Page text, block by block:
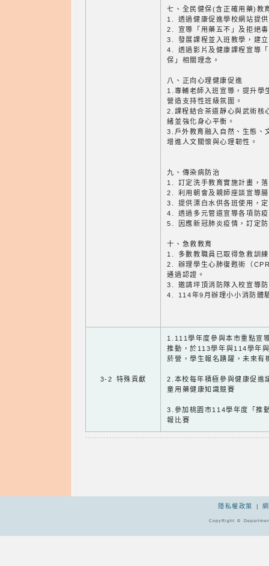
七、全民健保(含正確用藥)教
1. 透過健康促進學校網站提
2. 宣導「用藥五不」及拒絕
3. 發展課程並入班教學，建
4. 透過影片及健康課程宣導
保」相關理念。
八、正向心理健康促進
1.專輔老師入班宣導，提升學
營造支持性班級氛圍。
2.課程結合茶道靜心與武術核
緒並強化身心平衡。
3.戶外教育融入自然、生態、
增進人文關懷與心理韌性。
九、傳染病防治
1. 訂定洗手教育實施計畫，
2. 利用朝會及親師座談宣導
3. 提供漂白水供各班使用，
4. 透過多元管道宣導各項防
5. 因應新冠肺炎疫情，訂定
十、急救教育
1. 多數教職員已取得急救訓
2. 辦理學生心肺復甦術（
通過認證。
3. 邀請坪頂消防隊入校宣導
4. 114年9月辦理小小消防體
3-2 特殊貢獻
1.111學年度參與本市重點宣
推動，於113學年與114學年
菸營，學生報名踴躍，未來有
2.本校每年積極參與健康促進
童用藥健康知識競賽
3.參加桃園市114學年度「推
報比賽
隱私權政策 |
CopyRight ©